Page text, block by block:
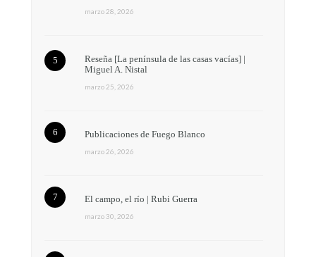
marzo 28, 2026
Reseña [La península de las casas vacías] |
Miguel A. Nistal
marzo 25, 2026
Publicaciones de Fuego Blanco
marzo 26, 2026
El campo, el río | Rubi Guerra
marzo 30, 2026